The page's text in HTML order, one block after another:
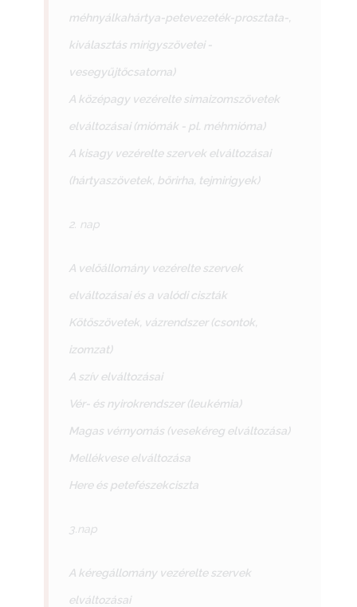
méhnyálkahártya-petevezeték-prosztata-,
kiválasztás mirigyszövetei -
vesegyűjtőcsatorna)
A középagy vezérelte simaizomszövetek
elváltozásai (miómák - pl. méhmióma)
A kisagy vezérelte szervek elváltozásai
(hártyaszövetek, bőrirha, tejmirigyek)
2. nap
A velőállomány vezérelte szervek
elváltozásai és a valódi ciszták
Kötőszövetek, vázrendszer (csontok,
izomzat)
A szív elváltozásai
Vér- és nyirokrendszer (leukémia)
Magas vérnyomás (vesekéreg elváltozása)
Mellékvese elváltozása
Here és petefészekciszta
3.nap
A kéregállomány vezérelte szervek
elváltozásai